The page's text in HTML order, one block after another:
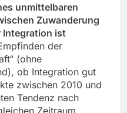
unmittelbaren
Zuwanderung
Integration ist
der
(ohne
ob Integration gut
zwischen 2010 und
Tendenz nach
Zeitraum